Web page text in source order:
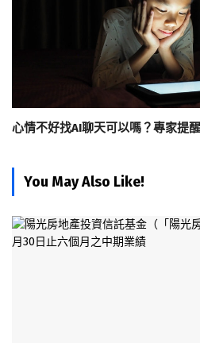
心情不好找AI聊天可以嗎？專家提
You May Also Like!